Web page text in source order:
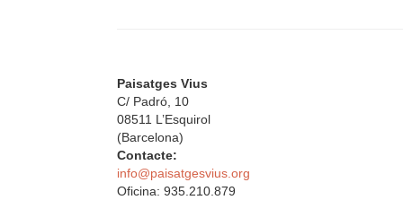
Paisatges Vius
C/ Padró, 10
08511 L’Esquirol
(Barcelona)
Contacte:
info@paisatgesvius.org
Oficina: 935.210.879